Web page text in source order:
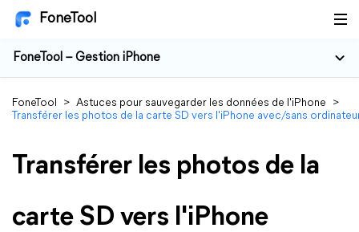
FoneTool
FoneTool – Gestion iPhone
FoneTool > Astuces pour sauvegarder les données de l'iPhone
>
Transférer les photos de la carte SD vers l'iPhone avec/sans
Transférer les photos de la
carte SD vers l'iPhone